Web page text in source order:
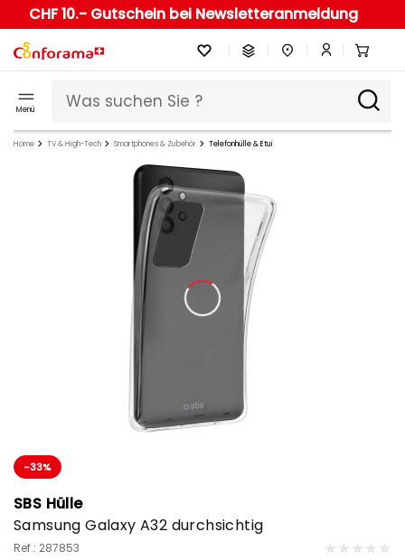
CHF 10.- Gutschein bei Newsletteranmeldung
Menü
Home TV & High-Tech Smartphones & Zubehör Telefonhülle & Etui
-33%
SBS Hülle
Samsung Galaxy A32 durchsichtig
Ref.: 287853